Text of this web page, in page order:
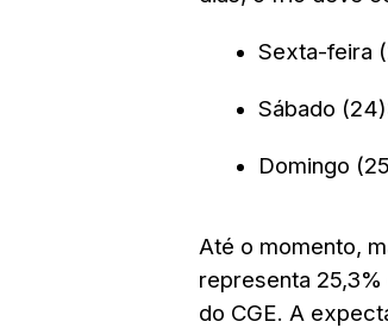
Sexta-feira
Sábado
Domingo
Até o momento,
representa
do CGE. A